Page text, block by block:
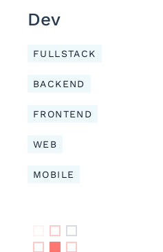
Dev
FULLSTACK
BACKEND
FRONTEND
WEB
MOBILE